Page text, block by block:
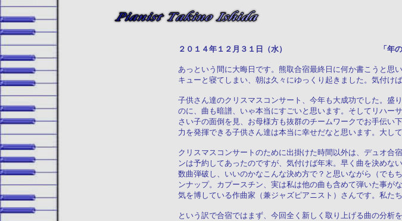
２０１４年１２月３１日（水） 「年の瀬い
あっという間に大晦日です。熊取合宿最終日に何か書こうと思
キューと寝てしまい、朝は久々にゆっくり起きました。気付け
子供さん達のクリスマスコンサート、今年も大成功でした。盛
のに、曲も暗譜、いゃ本当にすごいと思います。そしてリハー
さい子の面倒を見、お母様方も抜群のチームワークでお手伝い
力を発揮できる子供さん達は本当に幸せだなと思います。大し
クリスマスコンサートのために出掛けた時間以外は、デュオ合
ンは予約してあったのですが、気付けば年末。早く曲を決め
数曲弾破し、いいのかなこんな決め方で？と思いながら（でも
ンナップ。カプースチン、実は私は他の曲も含めて弾いた事が
気を博している作曲家（兼ジャズピアニスト）さんです。私た
という訳で合宿ではまず、今回全く新しく取り上げる曲の分